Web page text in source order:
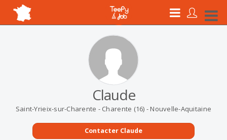
Claude
Saint-Yrieix-sur-Charente - Charente (16) - Nouvelle-Aquitaine
Contacter Claude